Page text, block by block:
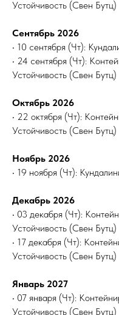
Устойчивость (Свен Бутц)
Сентябрь 2026
• 10 сентября (Чт):
• 24 сентября (Чт):
Устойчивость (Свен Бутц)
Октябрь 2026
• 22 октября (Чт):
Устойчивость (Свен Бутц)
Ноябрь 2026
• 19 ноября (Чт):
Декабрь 2026
• 03 декабря (Чт):
Устойчивость (Свен Бутц)
• 17 декабря (Чт):
Устойчивость (Свен Бутц)
Январь 2027
• 07 января (Чт):
Устойчивость (Свен Бутц)